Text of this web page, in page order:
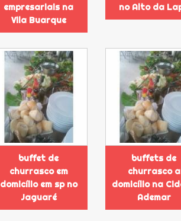
empresariais na
Vila Buarque
no Alto da
buffet de
churrasco em
domicílio em sp no
Jaguaré
buffets de
churrasco a
domicílio na
Ademar